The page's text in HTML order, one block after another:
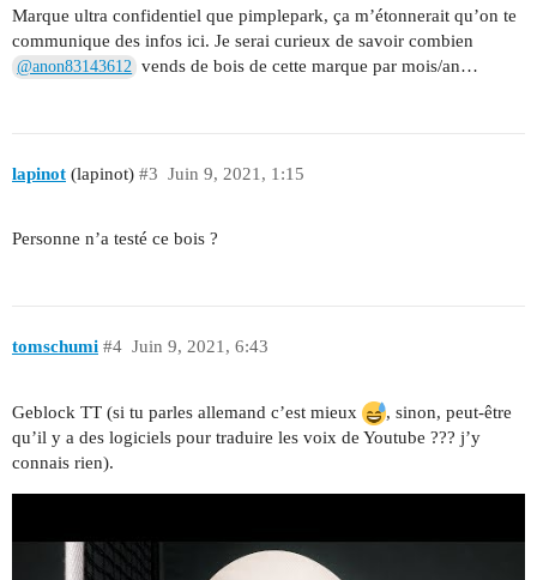
Marque ultra confidentiel que pimplepark, ça m’étonnerait qu’on te
communique des infos ici. Je serai curieux de savoir combien
@anon83143612 vends de bois de cette marque par mois/an…
lapinot (lapinot) Juin 9, 2021, 1:15
#3
Personne n’a testé ce bois ?
tomschumi Juin 9, 2021, 6:43
#4
Geblock TT (si tu parles allemand c’est mieux
, sinon, peut-être
qu’il y a des logiciels pour traduire les voix de Youtube ??? j’y
connais rien).